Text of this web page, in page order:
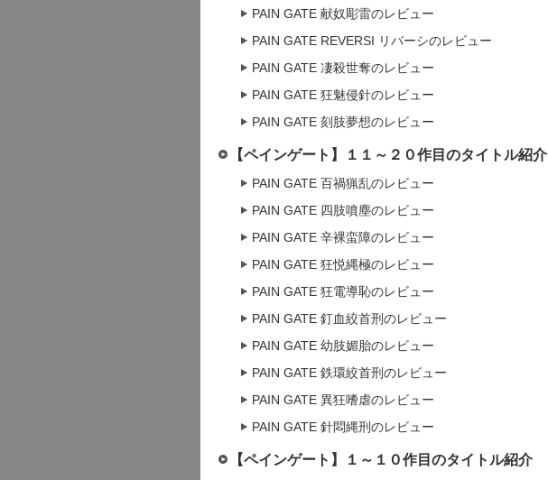
PAIN GATE 献奴彫雷のレビュー
PAIN GATE REVERSI リバーシのレビュー
PAIN GATE 凄殺世奪のレビュー
PAIN GATE 狂魅侵針のレビュー
PAIN GATE 刻肢夢想のレビュー
【ペインゲート】１１～２０作目のタイトル紹介
PAIN GATE 百禍猟乱のレビュー
PAIN GATE 四肢噴塵のレビュー
PAIN GATE 辛裸蛮障のレビュー
PAIN GATE 狂悦縄極のレビュー
PAIN GATE 狂電導恥のレビュー
PAIN GATE 釘血絞首刑のレビュー
PAIN GATE 幼肢媚胎のレビュー
PAIN GATE 鉄環絞首刑のレビュー
PAIN GATE 異狂嗜虐のレビュー
PAIN GATE 針悶縄刑のレビュー
【ペインゲート】１～１０作目のタイトル紹介